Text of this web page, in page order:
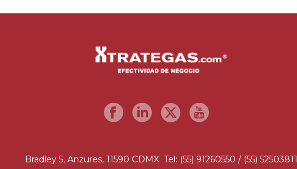
Bradley 5, Anzures, 11590 CDMX Tel: (55) 91260550 / (55) 52503811